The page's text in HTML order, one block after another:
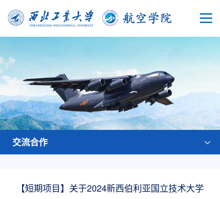
交流合作
【短期项目】关于2024新西伯利亚国立技术大学